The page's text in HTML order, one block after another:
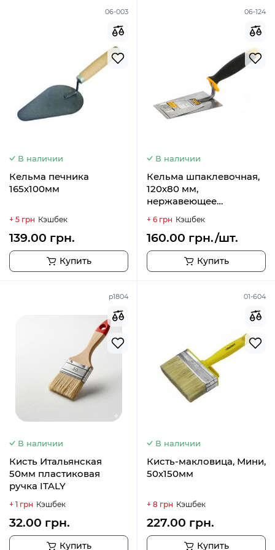
06-003
В наличии
Кельма печника
165х100мм
+ 5 грн Кэшбек
139.00 грн.
Купить
06-124
В наличии
Кельма шпаклевочная,
120х80 мм,
нержавеющее
покрытие HARDY
+ 6 грн Кэшбек
160.00 грн./шт.
Купить
p1804
В наличии
Кисть Итальянская
50мм пластиковая
ручка ITALY
+ 1 грн Кэшбек
32.00 грн.
Купить
01-604
В наличии
Кисть-макловица, Мини,
50х150мм
+ 8 грн Кэшбек
227.00 грн.
Купить